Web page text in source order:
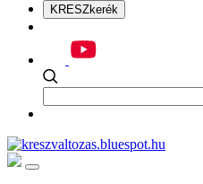
KRESZkerék